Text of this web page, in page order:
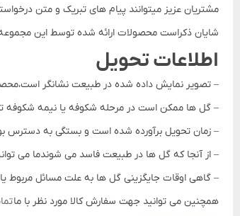
مشتریان عزیز میتوانند پیام های تبریک و متن
شایان ذکراست محصولات ارائه شده توسط این مجموعه از نظر تعداد کاملاً
اطلاعات تحویل
– تصویر نمایش داده شده در طبیعت نشانگر
– گل ها ممکن است در مرحله شکوفه یا نیمه شکوفه
– زمان تحویل برآورده شده است و بستگی به
– از آنجا که گل ها در طبیعت فاسد می شوندما می
– گاهی اوقات جایگزینی گل ها به علت مسائل
همچنین می توانید جهت سفارش کالا مورد نظر با ما